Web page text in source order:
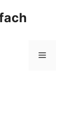
Menü